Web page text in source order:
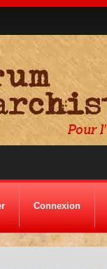
Connexion